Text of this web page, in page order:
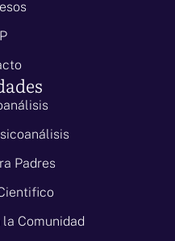
Padres
Comunidad